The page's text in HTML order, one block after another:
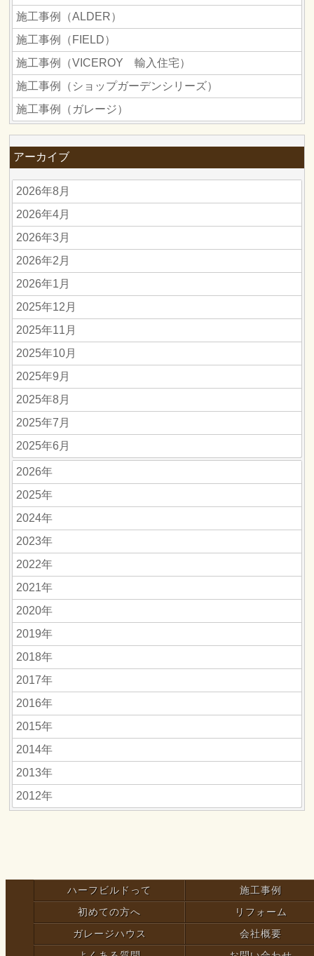
施工事例（ALDER）
施工事例（FIELD）
施工事例（VICEROY 輸入住宅）
施工事例（ショップガーデンシリーズ）
施工事例（ガレージ）
アーカイブ
2026年8月
2026年4月
2026年3月
2026年2月
2026年1月
2025年12月
2025年11月
2025年10月
2025年9月
2025年8月
2025年7月
2025年6月
2026年
2025年
2024年
2023年
2022年
2021年
2020年
2019年
2018年
2017年
2016年
2015年
2014年
2013年
2012年
ハーフビルドって
施工事例
初めての方へ
リフォーム
ガレージハウス
会社概要